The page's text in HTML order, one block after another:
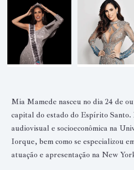
Mia Mamede nasceu no dia 24 de
capital do estado do Espírito Santo.
audiovisual e socioeconômica na
Iorque, bem como se especializou
atuação e apresentação na New